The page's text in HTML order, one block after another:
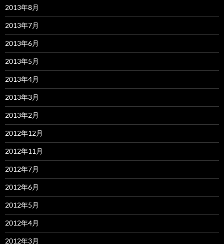
2013年8月
2013年7月
2013年6月
2013年5月
2013年4月
2013年3月
2013年2月
2012年12月
2012年11月
2012年7月
2012年6月
2012年5月
2012年4月
2012年3月